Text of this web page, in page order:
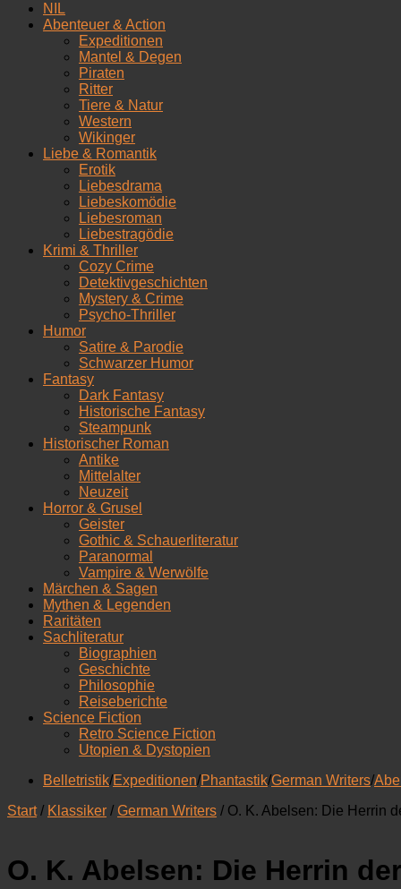
NIL
Abenteuer & Action
Expeditionen
Mantel & Degen
Piraten
Ritter
Tiere & Natur
Western
Wikinger
Liebe & Romantik
Erotik
Liebesdrama
Liebeskomödie
Liebesroman
Liebestragödie
Krimi & Thriller
Cozy Crime
Detektivgeschichten
Mystery & Crime
Psycho-Thriller
Humor
Satire & Parodie
Schwarzer Humor
Fantasy
Dark Fantasy
Historische Fantasy
Steampunk
Historischer Roman
Antike
Mittelalter
Neuzeit
Horror & Grusel
Geister
Gothic & Schauerliteratur
Paranormal
Vampire & Werwölfe
Märchen & Sagen
Mythen & Legenden
Raritäten
Sachliteratur
Biographien
Geschichte
Philosophie
Reiseberichte
Science Fiction
Retro Science Fiction
Utopien & Dystopien
Belletristik/Expeditionen/Phantastik/German Writers/
Start/ Klassiker / German Writers / O. K. Abelsen: Die Herrin
O. K. Abelsen: Die Herrin